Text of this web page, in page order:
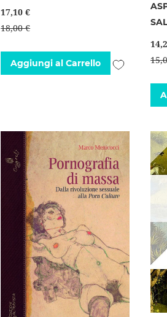
17,10 €
18,00 €
Aggiungi al Carrello
Aggiungi